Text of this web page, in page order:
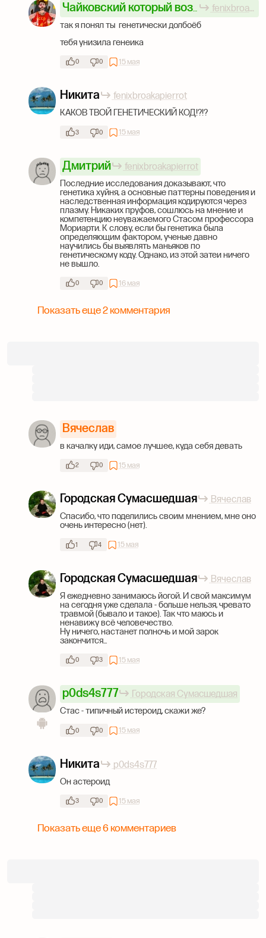
Чайковский который возил твою маму
fenixbroakapierrot
так я понял ты генетически долбоёб
тебя унизила генеика
0 0 15 мая
Никита
fenixbroakapierrot
КАКОВ ТВОЙ ГЕНЕТИЧЕСКИЙ КОД!?!?
3 0 15 мая
Дмитрий
fenixbroakapierrot
Последние исследования доказывают, что
генетика хуйня, а основные паттерны поведения и
наследственная информация кодируются через
плазму. Никаких пруфов, сошлюсь на мнение и
компетенцию неуважаемого Стасом профессора
Мориарти. К слову, если бы генетика была
определяющим фактором, ученые давно
научились бы выявлять маньяков по
генетическому коду. Однако, из этой затеи ничего
не вышло.
0 0 16 мая
Показать еще 2 комментария
Вячеслав
в качалку иди, самое лучшее, куда себя девать
2 0 15 мая
Городская Сумасшедшая
Вячеслав
Спасибо, что поделились своим мнением, мне оно
очень интересно (нет).
1 4 15 мая
Городская Сумасшедшая
Вячеслав
Я ежедневно занимаюсь йогой. И свой максимум
на сегодня уже сделала - больше нельзя, чревато
травмой (бывало и такое). Так что маюсь и
ненавижу всё человечество.
Ну ничего, настанет полночь и мой зарок
закончится...
0 3 15 мая
p0ds4s777
Городская Сумасшедшая
Стас - типичный истероид, скажи же?
0 0 15 мая
Никита
p0ds4s777
Он астероид
3 0 15 мая
Показать еще 6 комментариев